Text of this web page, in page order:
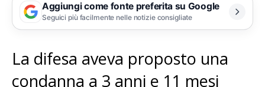
Aggiungi come fonte preferita su Google
Seguici più facilmente nelle notizie consigliate
La difesa aveva proposto una
condanna a 3 anni e 11 mesi